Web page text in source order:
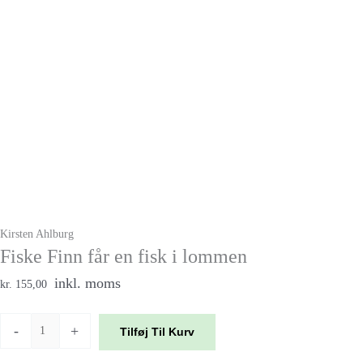
Kirsten Ahlburg
Fiske Finn får en fisk i lommen
kr. 155,00 inkl. moms
- + Tilføj Til Kurv